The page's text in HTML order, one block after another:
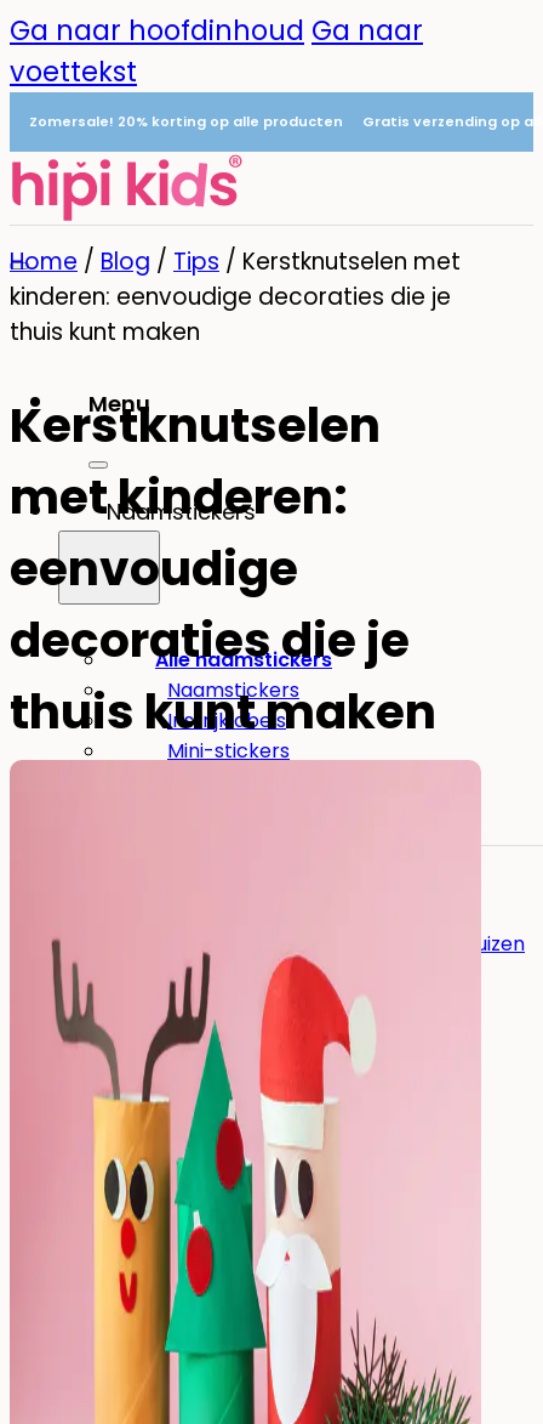
Ga naar hoofdinhoud Ga naar
voettekst
Zomersale! 20% korting op alle producten Gratis verzending op
Menu
Naamstickers
Alle naamstickers
Naamstickers
Instrijklabels
Mini-stickers
Naamstickers voor verzorgingshuizen
Drinken
Eten & Drinken
Broodtrommel
Drinkfles
Kinderfles
Onderdelen
Home / Blog / Tips / Kerstknutselen met
kinderen: eenvoudige decoraties die je
thuis kunt maken
Kerstknutselen
met kinderen:
eenvoudige
decoraties die je
thuis kunt maken